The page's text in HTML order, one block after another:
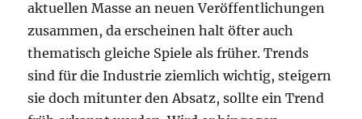
aktuellen Masse an neuen Veröffentlichungen
zusammen, da erscheinen halt öfter auch
thematisch gleiche Spiele als früher. Trends
sind für die Industrie ziemlich wichtig, steigern
sie doch mitunter den Absatz, sollte ein Trend